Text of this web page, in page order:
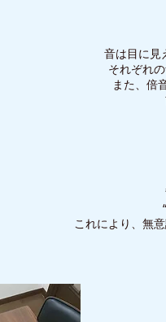
音は目に見
それぞれ
また、倍
これにより、無